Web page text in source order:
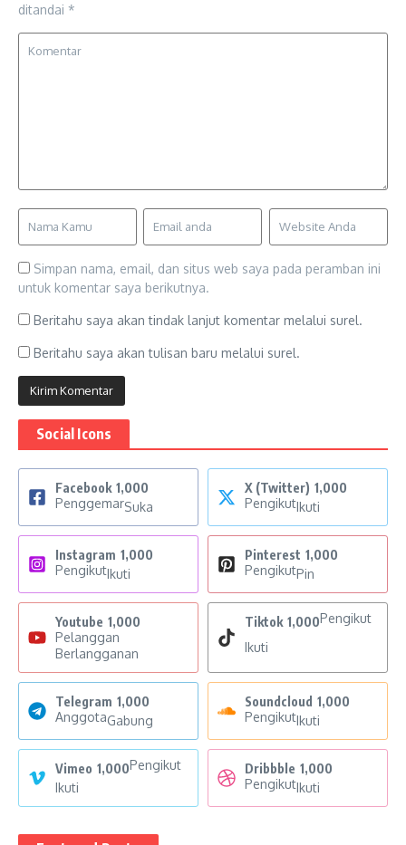
ditandai *
Simpan nama, email, dan situs web saya pada peramban ini
untuk komentar saya berikutnya.
Beritahu saya akan tindak lanjut komentar melalui surel.
Beritahu saya akan tulisan baru melalui surel.
Social Icons
Facebook 1,000
PenggemarSuka
X (Twitter) 1,000
PengikutIkuti
Instagram 1,000
PengikutIkuti
Pinterest 1,000
PengikutPin
Youtube 1,000
Pelanggan
Berlangganan
Tiktok 1,000Pengikut
Ikuti
Telegram 1,000
AnggotaGabung
Soundcloud 1,000
PengikutIkuti
Vimeo 1,000Pengikut
Ikuti
Dribbble 1,000
PengikutIkuti